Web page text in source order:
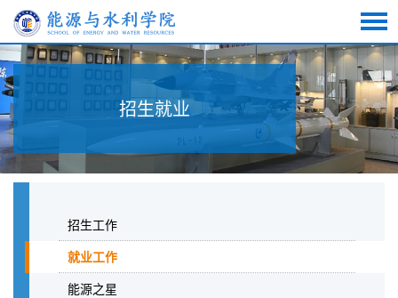
招生就业
招生工作
就业工作
能源之星